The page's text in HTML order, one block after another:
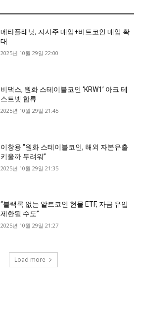
메타플래닛, 자사주 매입+비트코인 매입 확
대
2025년 10월 29일 22:00
비댁스, 원화 스테이블코인 ‘KRW1’ 아크 테
스트넷 합류
2025년 10월 29일 21:45
이창용 “원화 스테이블코인, 해외 자본유출
키울까 두려워”
2025년 10월 29일 21:35
“블랙록 없는 알트코인 현물 ETF, 자금 유입
제한될 수도”
2025년 10월 29일 21:27
Load more